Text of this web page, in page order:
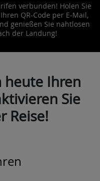
verbunden! Holen Sie
QR-Code per E-Mail,
genießen Sie nahtlosen
der Landung!
heute Ihren
Sie
Reise!